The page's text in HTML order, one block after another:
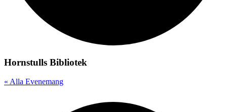
Hornstulls Bibliotek
« Alla Evenemang